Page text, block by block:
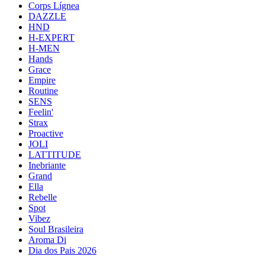
Corps Lígnea
DAZZLE
HND
H-EXPERT
H-MEN
Hands
Grace
Empire
Routine
SENS
Feelin'
Strax
Proactive
JOLI
LATTITUDE
Inebriante
Grand
Ella
Rebelle
Spot
Vibez
Soul Brasileira
Aroma Di
Dia dos Pais 2026